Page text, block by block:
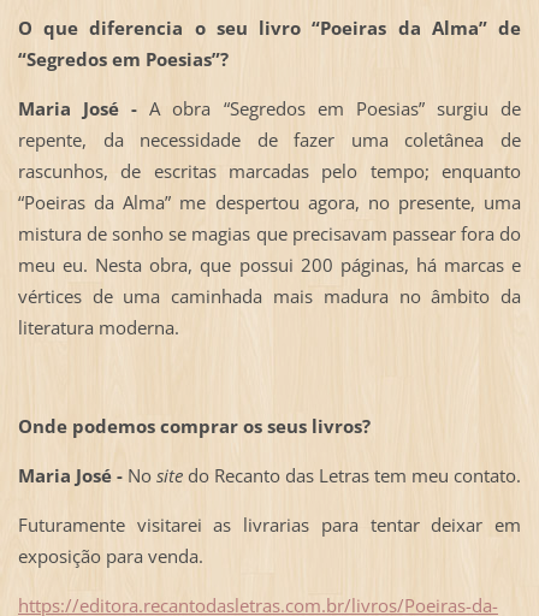
O que diferencia o seu livro “Poeiras da Alma” de
“Segredos em Poesias”?
Maria José -A obra “Segredos em Poesias” surgiu de
repente, da necessidade de fazer uma coletânea de
rascunhos, de escritas marcadas pelo tempo; enquanto
“Poeiras da Alma” me despertou agora, no presente, uma
mistura de sonho se magias que precisavam passear fora do
meu eu. Nesta obra, que possui 200 páginas, há marcas e
vértices de uma caminhada mais madura no âmbito da
literatura moderna.
Onde podemos comprar os seus livros?
Maria José - No sitedo Recanto das Letras tem meu contato.
Futuramente visitarei as livrarias para tentar deixar em
exposição para venda.
https://editora.recantodasletras.com.br/livros/Poeiras-da-